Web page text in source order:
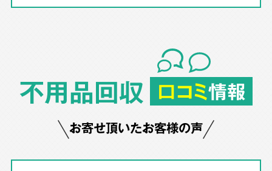
不用品回収 口コミ情報
お寄せ頂いたお客様の声